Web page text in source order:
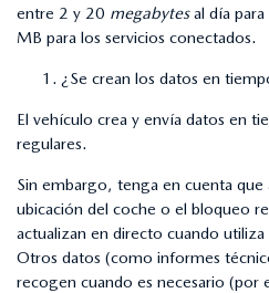
entre 2 y 20 megabytesal día
MB para los servicios conectados.
¿Se crean los datos en
El vehículo crea y envía datos en
regulares.
Sin embargo, tenga en cuenta
ubicación del coche o el bloqueo
actualizan en directo cuando
Otros datos (como informes
recogen cuando es necesario (por